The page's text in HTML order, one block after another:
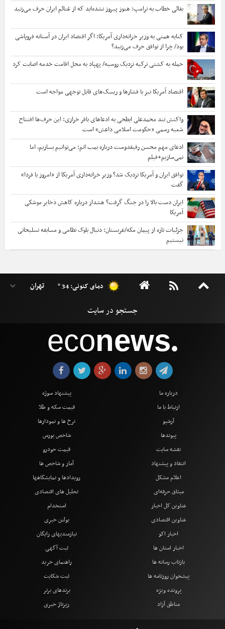
بقائی خطاب به ترامپ: هنوز پیروز نشده‌اید که از غنائم ایران حرف می‌زنید
کنایه همتی به وزیر خزانه‌داری آمریکا: اگر اقتصاد ایران در آستانه فروپاشی
بود/ چرا از توافق حرف می‌زنید؟
حمله به کشتی ترکیه نزدیک روسیه/ پهپاد به محل اقامت خدمه اصابت کرد
اقتصاد آمریکا نیز با فشارها و ریسک‌های قابل توجهی مواجه است
واکنش تند محمدعلی ابطحی به ادعاهای باقر خرازی: این حرف‌ها افتتاح
شعبه رسمی «حکومت اسلامی داعش» است
ادعای مهم محسن رفیقدوست درباره بمب اتم: می‌توانیم بسازیم، اما
نمی‌سازیم+فیلم
توافق ایران و آمریکا نزدیک شد؟ وزیر خزانه‌داری آمریکا از «امروز یا فردا»
گفت
ایران دست بالا را در جنگ گرفت؟ هشدار درباره کاهش ذخایر موشکی
آمریکا
جزئیات تازه از پیمان مکه/عربستان: دنبال بلوک نظامی و مسابقه تسلیحاتی
نیستیم
دمای کنونی: 34 °
econews●
درباره ما
ارتباط با ما
آرشیو
پیوندها
نقشه سایت
انتقاد و پیشنهاد
اعلام مشکل
میثاق حرفه‌ای
پیشنهاد سوژه
قیمت سکه و طلا
نرخ ها و نمودارها
شاخص بورس
قیمت خودرو
آمار و شاخص ها
رویدادها و نمایشگاهها
تحلیل های اقتصادی
عناوین کل اخبار
عناوین اقتصادی
اخبار اکو
اخبار استان ها
بازتاب رسانه ها
پیشخوان روزنامه ها
پرونده ویژه
مناطق آزاد
استخدام
بولتن خبری
نیازمندیهای رایگان
ثبت آگهی
راهنمای خرید
ثبت شکایت
برندهای برتر
رپرتاژ خبری